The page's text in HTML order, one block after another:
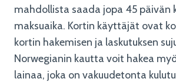
mahdollista saada jopa 45 päivän
maksuaika. Kortin käyttäjät ovat
kortin hakemisen ja laskutuksen
Norwegianin kautta voit hakea
lainaa, joka on vakuudetonta